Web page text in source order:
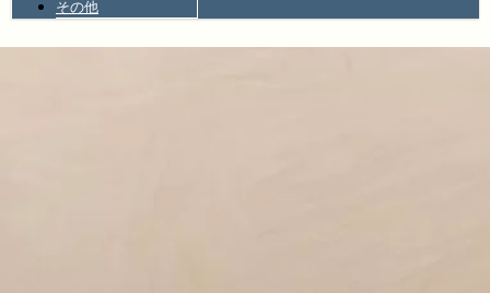
その他